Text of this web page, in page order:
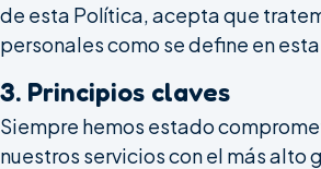
de esta Política, acepta que
personales como se define en
3. Principios claves
Siempre hemos estado
nuestros servicios con el más alto